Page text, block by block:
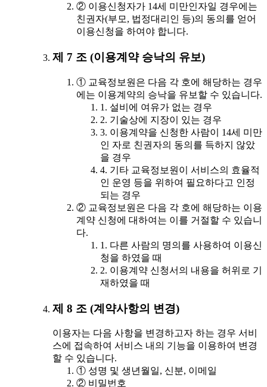
② 이용신청자가 14세 미만인자일 경우에는
친권자(부모, 법정대리인 등)의 동의를 얻어
이용신청을 하여야 합니다.
제 7 조 (이용계약 승낙의 유보)
① 교육정보원은 다음 각 호에 해당하는 경우
에는 이용계약의 승낙을 유보할 수 있습니다.
1. 설비에 여유가 없는 경우
2. 기술상에 지장이 있는 경우
3. 이용계약을 신청한 사람이 14세 미만
인 자로 친권자의 동의를 득하지 않았
을 경우
4. 기타 교육정보원이 서비스의 효율적
인 운영 등을 위하여 필요하다고 인정
되는 경우
② 교육정보원은 다음 각 호에 해당하는 이용
계약 신청에 대하여는 이를 거절할 수 있습니
다.
1. 다른 사람의 명의를 사용하여 이용신
청을 하였을 때
2. 이용계약 신청서의 내용을 허위로 기
재하였을 때
제 8 조 (계약사항의 변경)
이용자는 다음 사항을 변경하고자 하는 경우 서비
스에 접속하여 서비스 내의 기능을 이용하여 변경
할 수 있습니다.
① 성명 및 생년월일, 신분, 이메일
② 비밀번호